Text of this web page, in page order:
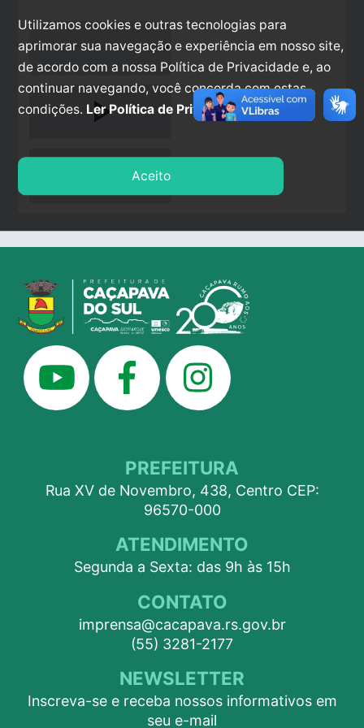
play_arrow
PREFEITURA
Rua XV de Novembro, 438, Centro CEP:
96570-000
ATENDIMENTO
Segunda a Sexta: das 9h às 15h
CONTATO
imprensa@cacapava.rs.gov.br
(55) 3281-2177
NEWSLETTER
Inscreva-se e receba nossos informativos em
seu e-mail
Utilizamos cookies e outras tecnologias para
aprimorar sua navegação e experiência em nosso site,
de acordo com a nossa Política de Privacidade e, ao
continuar navegando, você concorda com estas
condições. Ler Política de Privacidade.
Aceito